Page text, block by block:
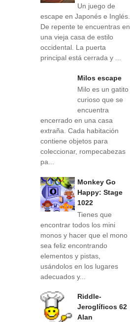
Un juego de
escape en Japonés e Inglés.
De repente te encuentras en
una vieja casa de estilo
occidental. La puerta
principal está cerrada y ...
Milos escape
Milo es un gatito
curioso que se
encuentra
encerrado en una casa
extraña. Cada habitación
contiene objetos para
coleccionar, rompecabezas
pa...
Monkey Go
Happy: Stage
1022
Tienes que
encontrar todos los mini
monos y hacer que el mono
sea feliz encontrando
elementos y pistas,
usándolos en los lugares
adecuados y...
Riddle-
Jeroglíficos 62
Alan